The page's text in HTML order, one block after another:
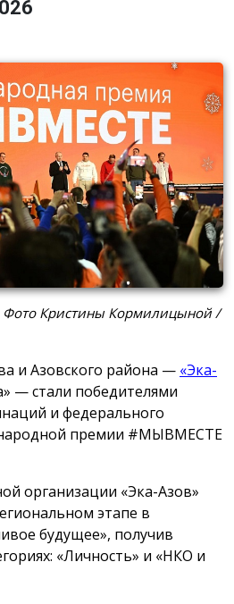
Кристины Кормилицыной /
и Азовского района — «Эка-
— стали победителями
и федерального
премии #МЫВМЕСТЕ
организации «Эка-Азов»
этапе в
будущее», получив
«Личность» и «НКО и